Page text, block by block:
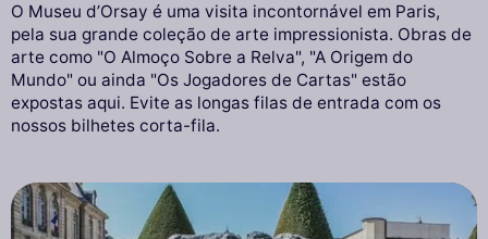
O Museu d’Orsay é uma visita incontornável em Paris,
pela sua grande coleção de arte impressionista. Obras de
arte como "O Almoço Sobre a Relva", "A Origem do
Mundo" ou ainda "Os Jogadores de Cartas" estão
expostas aqui. Evite as longas filas de entrada com os
nossos bilhetes corta-fila.